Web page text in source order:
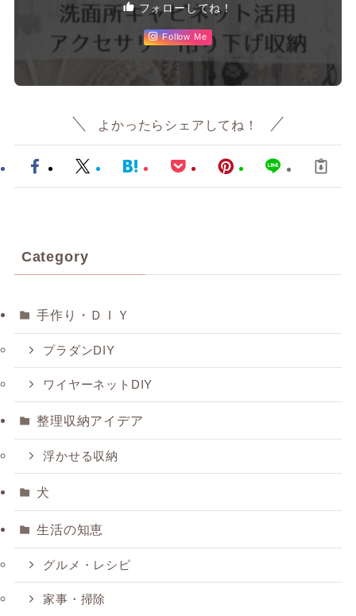
フォローしてね！
Follow Me
よかったらシェアしてね！
Category
手作り・ＤＩＹ
プラダンDIY
ワイヤーネットDIY
整理収納アイデア
浮かせる収納
犬
生活の知恵
グルメ・レシピ
家事・掃除